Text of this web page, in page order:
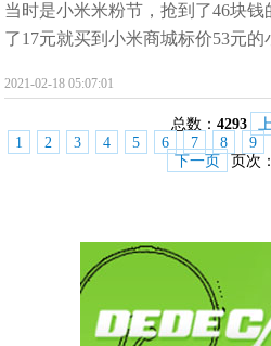
当时是小米米粉节，抢到了46块
了17元就买到小米商城标价53元
2021-02-18 05:07:01
总数： 4293
1
2 3 4 5 6 7 8 9
下一页
页次：